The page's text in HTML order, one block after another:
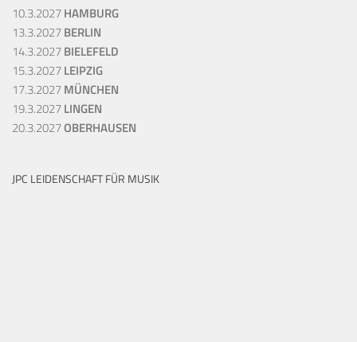
10.3.2027HAMBURG
13.3.2027BERLIN
14.3.2027BIELEFELD
15.3.2027LEIPZIG
17.3.2027MÜNCHEN
19.3.2027LINGEN
20.3.2027OBERHAUSEN
JPC LEIDENSCHAFT FÜR MUSIK